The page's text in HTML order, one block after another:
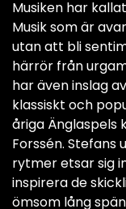
Musiken har
Musik som är
utan att bli
härrör från
har även inslag
klassiskt och
åriga Änglaspels
Forssén. Stefans
rytmer etsar sig
inspirera de
ömsom lång